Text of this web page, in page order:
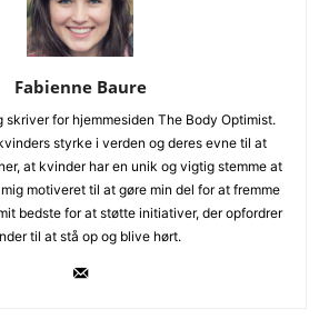
Fabienne Baure
skriver for hjemmesiden The Body Optimist.
styrke i verden og deres evne til at
at kvinder har en unik og vigtig stemme at
motiveret til at gøre min del for at fremme
bedste for at støtte initiativer, der opfordrer
til at stå op og blive hørt.